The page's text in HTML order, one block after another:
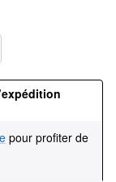
pour profiter de